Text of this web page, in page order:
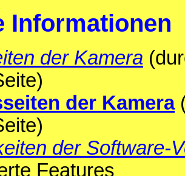
Informationen
der Kamera
der Kamera
der Software-
Features